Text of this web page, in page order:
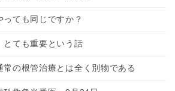
っても同じですか？
とても重要という話
常の根管治療とは全く別物である